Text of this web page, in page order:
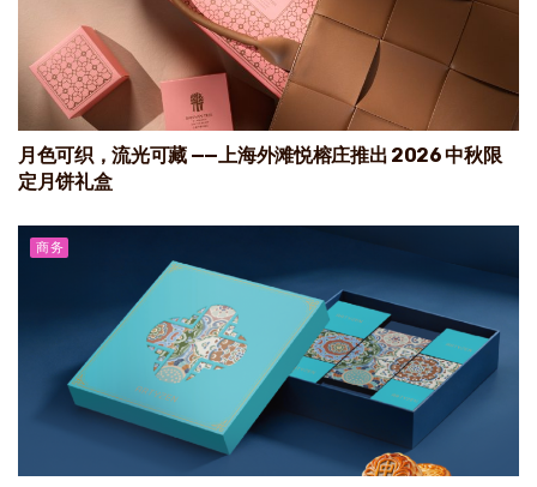
月色可织，流光可藏 ——上海外滩悦榕庄推出 2026 中秋限
定月饼礼盒
商务